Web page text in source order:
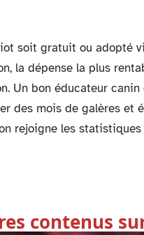
soit gratuit ou adopté
la dépense la plus
Un bon éducateur
des mois de galères et
rejoigne les
contenus